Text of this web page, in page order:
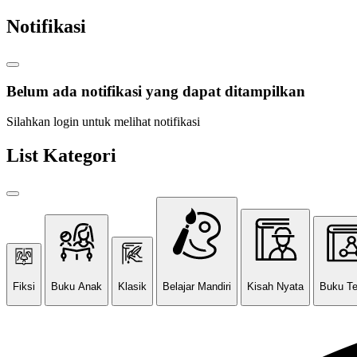
Notifikasi
Belum ada notifikasi yang dapat ditampilkan
Silahkan login untuk melihat notifikasi
List Kategori
Fiksi Buku Anak Klasik Belajar Mandiri Kisah Nyata Buku